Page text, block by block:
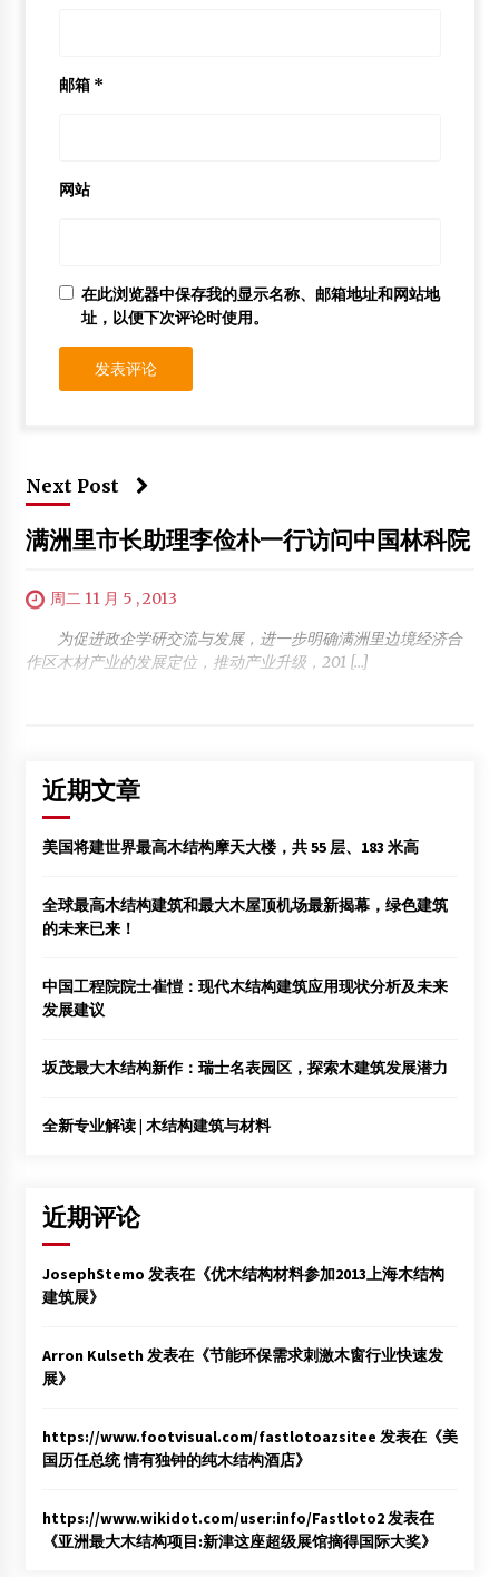
邮箱 *
网站
在此浏览器中保存我的显示名称、邮箱地址和网站地
址，以便下次评论时使用。
Next Post
满洲里市长助理李俭朴一行访问中国林科院
周二 11 月 5 , 2013
为促进政企学研交流与发展，进一步明确满洲里边境经济合
作区木材产业的发展定位，推动产业升级，201 […]
近期文章
美国将建世界最高木结构摩天大楼，共 55 层、183 米高
全球最高木结构建筑和最大木屋顶机场最新揭幕，绿色建筑
的未来已来！
中国工程院院士崔愷：现代木结构建筑应用现状分析及未来
发展建议
坂茂最大木结构新作：瑞士名表园区，探索木建筑发展潜力
全新专业解读 | 木结构建筑与材料
近期评论
JosephStemo 发表在《优木结构材料参加2013上海木结构
建筑展》
Arron Kulseth发表在《节能环保需求刺激木窗行业快速发
展》
https://www.footvisual.com/fastlotoazsitee 发表在《美
国历任总统 情有独钟的纯木结构酒店》
https://www.wikidot.com/user:info/Fastloto2发表在
《亚洲最大木结构项目:新津这座超级展馆摘得国际大奖》